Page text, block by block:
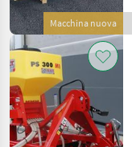
Macchina nuova